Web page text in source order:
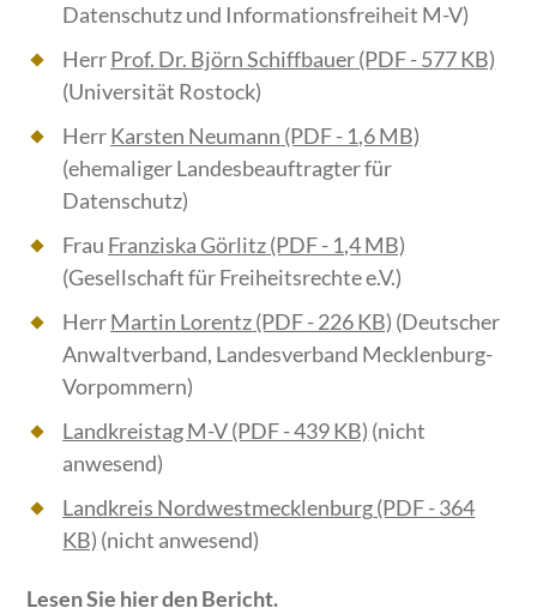
Datenschutz und Informationsfreiheit M-V)
HerrProf. Dr. Björn Schiffbauer(PDF - 577 KB)
(Universität Rostock)
HerrKarsten Neumann (PDF - 1,6 MB)
(ehemaliger Landesbeauftragter für
Datenschutz)
Frau Franziska Görlitz(PDF - 1,4 MB)
(Gesellschaft für Freiheitsrechte e.V.)
HerrMartin Lorentz(PDF - 226 KB) (Deutscher
Anwaltverband, Landesverband Mecklenburg-
Vorpommern)
Landkreistag M-V(PDF - 439 KB) (nicht
anwesend)
Landkreis Nordwestmecklenburg(PDF - 364
KB) (nicht anwesend)
Lesen Sie hier den Bericht.